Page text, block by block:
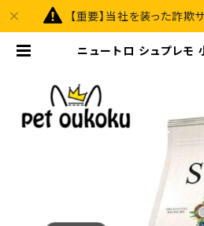
【重要】当社を装った詐欺
ニュートロ シュプレモ